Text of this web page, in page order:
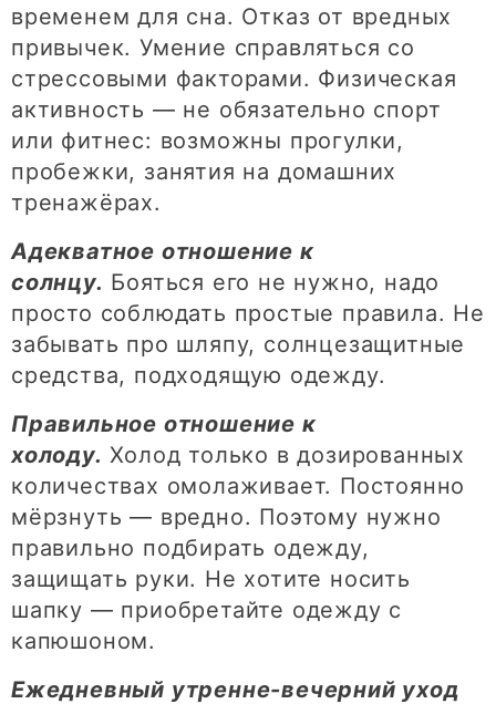
временем для сна. Отказ от вредных
привычек. Умение справляться со
стрессовыми факторами. Физическая
активность — не обязательно спорт
или фитнес: возможны прогулки,
пробежки, занятия на домашних
тренажёрах.
Адекватное отношение к
солнцу. Бояться его не нужно, надо
просто соблюдать простые правила. Не
забывать про шляпу, солнцезащитные
средства, подходящую одежду.
Правильное отношение к
холоду. Холод только в дозированных
количествах омолаживает. Постоянно
мёрзнуть — вредно. Поэтому нужно
правильно подбирать одежду,
защищать руки. Не хотите носить
шапку — приобретайте одежду с
капюшоном.
Ежедневный утренне-вечерний уход